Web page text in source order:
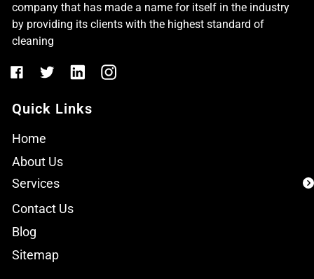
company that has made a name for itself in the industry
by providing its clients with the highest standard of
cleaning
Quick Links
Home
About Us
Services
Contact Us
Blog
Sitemap